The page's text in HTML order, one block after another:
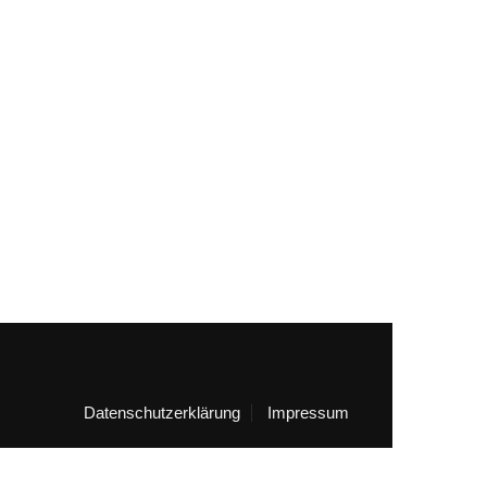
Datenschutzerklärung Impressum